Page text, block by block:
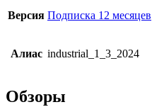
Версия Подписка 12 месяцев
Алиас industrial_1_3_2024
Обзоры